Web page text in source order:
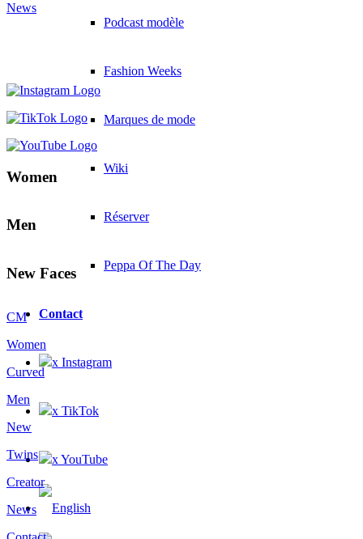
Podcast modèle
Fashion Weeks
Marques de mode
Wiki
Réserver
Peppa Of The Day
Contact
x Instagram
x TikTok
x YouTube
News
Women
Men
New Faces
CM
Women
Curved
Men
New
Twins
Creator
News